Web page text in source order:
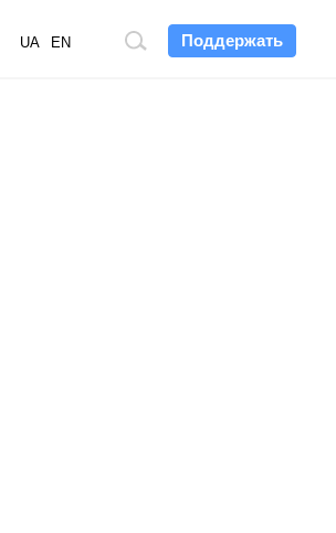
Поддержать
Поиск
UA EN